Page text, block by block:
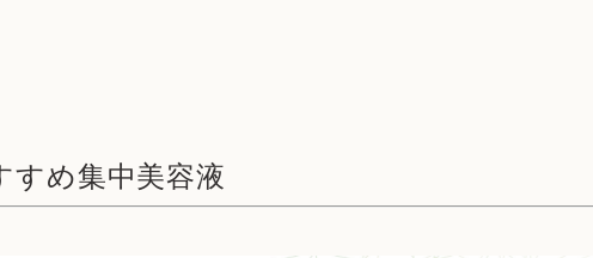
すめ集中美容液